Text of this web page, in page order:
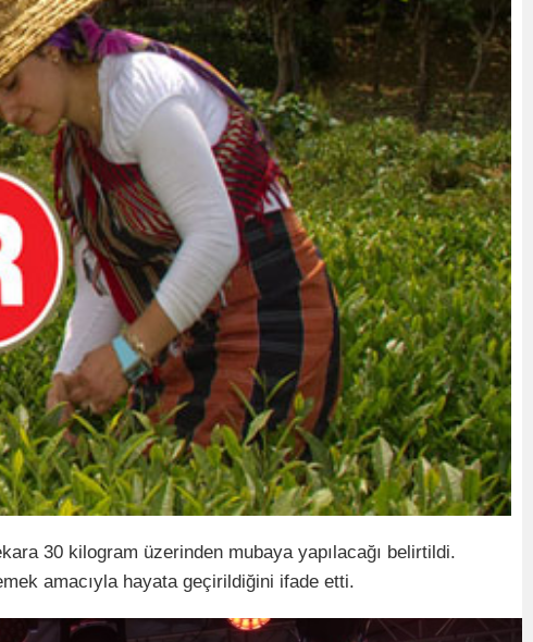
30 kilogram üzerinden mubaya yapılacağı belirtildi.
amacıyla hayata geçirildiğini ifade etti.